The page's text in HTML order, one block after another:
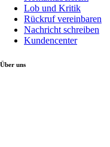
Lob und Kritik
Rückruf vereinbaren
Nachricht schreiben
Kundencenter
Über uns